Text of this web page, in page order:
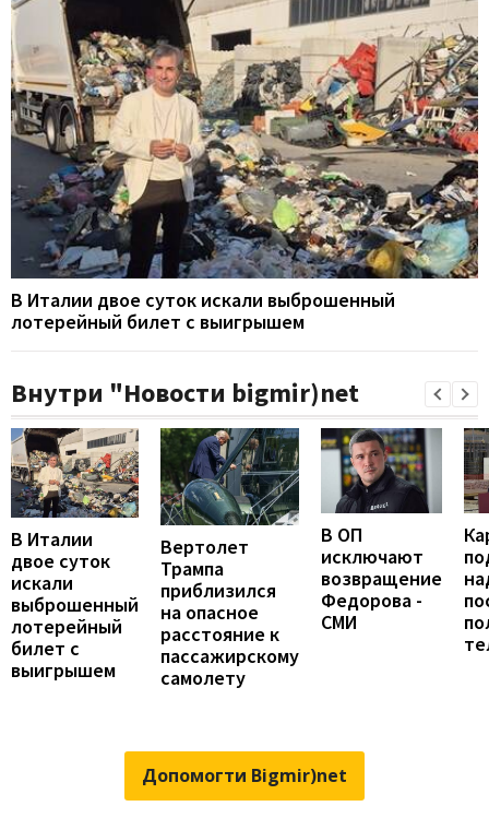
В Италии двое суток искали выброшенный
лотерейный билет с выигрышем
Внутри "Новости bigmir)net
В Италии
двое суток
искали
выброшенный
лотерейный
билет с
выигрышем
Вертолет
Трампа
приблизился
на опасное
расстояние к
пассажирскому
самолету
В ОП
исключают
возвращение
Федорова -
СМИ
Допомогти Bigmir)net